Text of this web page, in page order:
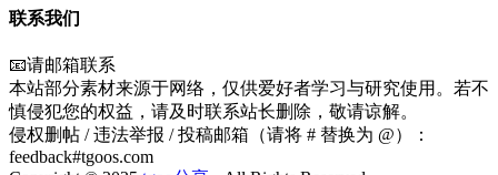
联系我们
📧请邮箱联系
本站部分素材来源于网络，仅供爱好者学习与研究使用。若不
慎侵犯您的权益，请及时联系站长删除，敬请谅解。
侵权删帖 / 违法举报 / 投稿邮箱（请将 # 替换为 @）：
feedback#tgoos.com